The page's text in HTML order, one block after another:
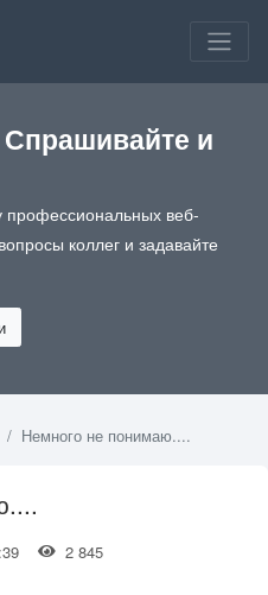
и
профессиональных веб-
коллег и задавайте
Немного не понимаю....
2 845